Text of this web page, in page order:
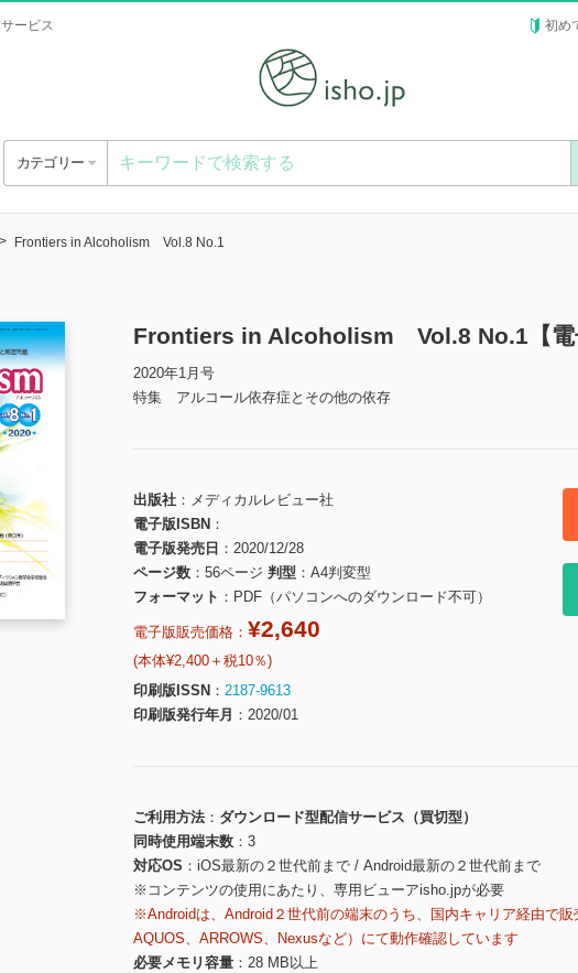
ービス 初め
カテゴリー
Frontiers in Alcoholism Vol.8 No.1
Frontiers in Alcoholism Vol.8 No.1【電
2020年1月号
特集 アルコール依存症とその他の依存
出版社
メディカルレビュー社
電子版ISBN
電子版発売日
2020/12/28
ページ数
56ページ 判型
A4判変型
フォーマット
PDF（パソコンへのダウンロード不可）
電子版販売価格： ¥2,640
(本体¥2,400＋税10％)
印刷版ISSN
2187-9613
印刷版発行年月
2020/01
ご利用方法
ダウンロード型配信サービス（買切型）
同時使用端末数
3
対応OS
iOS最新の２世代前まで / Android最新の２世代前まで
※コンテンツの使用にあたり、専用ビューアisho.jpが必要
※Androidは、Android２世代前の端末のうち、国内キャリア経由で販
AQUOS、ARROWS、Nexusなど）にて動作確認しています
必要メモリ容量
28 MB以上